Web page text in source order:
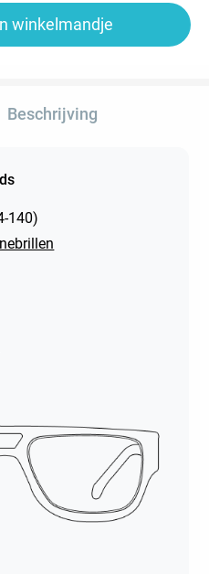
winkelmandje
Beschrijving
-140)